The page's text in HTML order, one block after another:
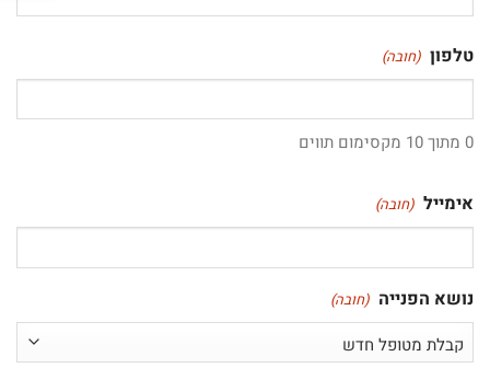
טלפון (חובה)
0 מתוך 10 מקסימום תווים
אימייל (חובה)
נושא הפנייה (חובה)